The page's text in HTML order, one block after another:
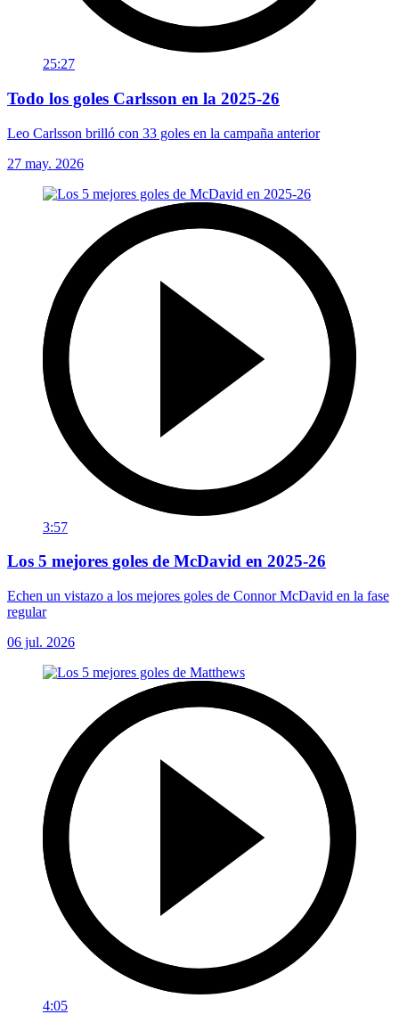
25:27
Todo los goles Carlsson en la 2025-26
Leo Carlsson brilló con 33 goles en la campaña anterior
27 may. 2026
3:57
Los 5 mejores goles de McDavid en 2025-26
Echen un vistazo a los mejores goles de Connor McDavid en la fase
regular
06 jul. 2026
4:05